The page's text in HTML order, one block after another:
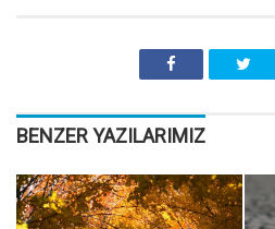
BENZER YAZILARIMIZ